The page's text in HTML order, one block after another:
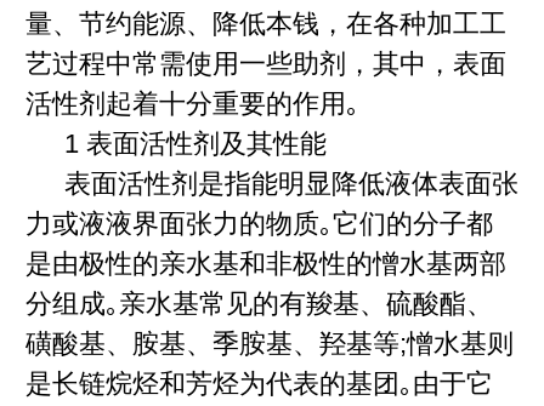
量、节约能源、降低本钱，在各种加工工
艺过程中常需使用一些助剂，其中，表面
活性剂起着十分重要的作用｡
1 表面活性剂及其性能
表面活性剂是指能明显降低液体表面张
力或液液界面张力的物质｡它们的分子都
是由极性的亲水基和非极性的憎水基两部
分组成｡亲水基常见的有羧基、硫酸酯、
磺酸基、胺基、季胺基、羟基等;憎水基则
是长链烷烃和芳烃为代表的基团｡由于它